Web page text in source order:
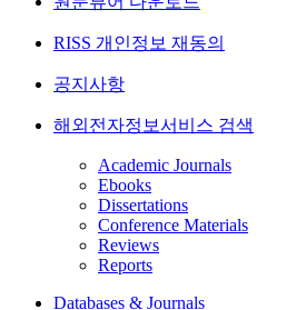
RISS 개인정보 재동의
공지사항
해외전자정보서비스 검색
Academic Journals
Ebooks
Dissertations
Conference Materials
Reviews
Reports
Databases & Journals